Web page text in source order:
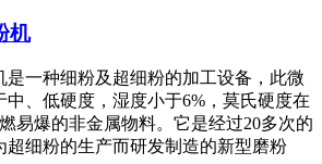
机
是一种细粉及超细粉的加工设备，此微
中、低硬度，湿度小于6%，莫氏硬度在
易爆的非金属物料。它是经过20多次的
超细粉的生产而研发制造的新型磨粉